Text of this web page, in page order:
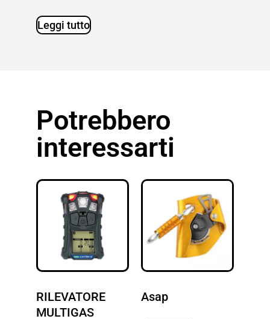
Leggi tutto
Potrebbero
interessarti
RILEVATORE
MULTIGAS
Asap